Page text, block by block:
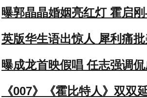
曝郭晶晶婚姻亮红灯 霍启
英版华生语出惊人 犀利痛
曝成龙首映假唱 任志强调
《007》《霍比特人》双双